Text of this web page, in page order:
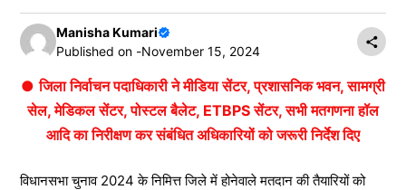
Manisha Kumari
Published on -November 15, 2024
●जिला निर्वाचन पदाधिकारी ने मीडिया सेंटर, प्रशासनिक भवन, सामग्री
सेल, मेडिकल सेंटर, पोस्टल बैलेट, ETBPS सेंटर, सभी मतगणना हॉल
आदि का निरीक्षण कर संबंधित अधिकारियों को जरूरी निर्देश दिए
विधानसभा चुनाव 2024 के निमित्त जिले में होनेवाले मतदान की तैयारियों को